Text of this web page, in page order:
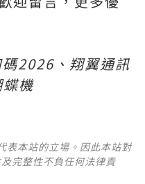
2026、翔翼通訊
機
表本站的立場。因此本站對
完整性不負任何法律責